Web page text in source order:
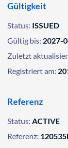
Gültigkeit
Status: ISSUED
Gültig bis: 2027-
Zuletzt
Registriert am:
Referenz
Status: ACTIVE
Referenz: